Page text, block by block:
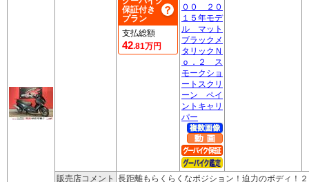
保証付き
プラン
支払総額
42.81万円
００ ２０
１５年モデ
ル マット
ブラックメ
タリックＮ
ｏ．２ ス
モークショ
ートスクリ
ーン ペイ
ントキャリ
パー
販売店コメント 長距離もらくらくなポジション！迫力のボディ！